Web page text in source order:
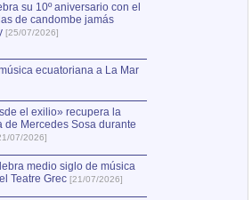
su 10º aniversario con el
de candombe jamás
[25/07/2026]
ecuatoriana a La Mar
el exilio» recupera la
Mercedes Sosa durante
07/2026]
medio siglo de música
Teatre Grec [21/07/2026]